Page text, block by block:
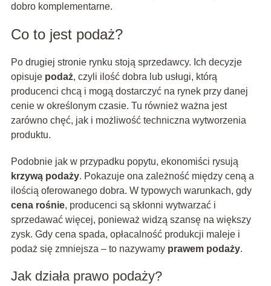
dobro komplementarne.
Co to jest podaż?
Po drugiej stronie rynku stoją sprzedawcy. Ich decyzje
opisuje podaż, czyli ilość dobra lub usługi, którą
producenci chcą i mogą dostarczyć na rynek przy danej
cenie w określonym czasie. Tu również ważna jest
zarówno chęć, jak i możliwość techniczna wytworzenia
produktu.
Podobnie jak w przypadku popytu, ekonomiści rysują
krzywą podaży. Pokazuje ona zależność między ceną a
ilością oferowanego dobra. W typowych warunkach, gdy
cena rośnie, producenci są skłonni wytwarzać i
sprzedawać więcej, ponieważ widzą szansę na większy
zysk. Gdy cena spada, opłacalność produkcji maleje i
podaż się zmniejsza – to nazywamy prawem podaży.
Jak działa prawo podaży?